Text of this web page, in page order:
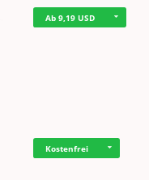
Ab 9,19 USD
Kostenfrei